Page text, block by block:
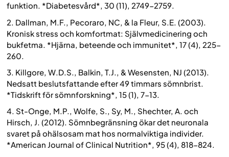
funktion. *Diabetesvård*, 30 (11), 2749-2759.
2. Dallman, M.F., Pecoraro, NC, & la Fleur, S.E. (2003).
Kronisk stress och komfortmat: Självmedicinering och
bukfetma. *Hjärna, beteende och immunitet*, 17 (4), 225-
260.
3. Killgore, W.D.S., Balkin, T.J., & Wesensten, NJ (2013).
Nedsatt beslutsfattande efter 49 timmars sömnbrist.
*Tidskrift för sömnforskning*, 15 (1), 7-13.
4. St-Onge, M.P., Wolfe, S., Sy, M., Shechter, A. och
Hirsch, J. (2012). Sömnbegränsning ökar det neuronala
svaret på ohälsosam mat hos normalviktiga individer.
*American Journal of Clinical Nutrition*, 95 (4), 818-824.